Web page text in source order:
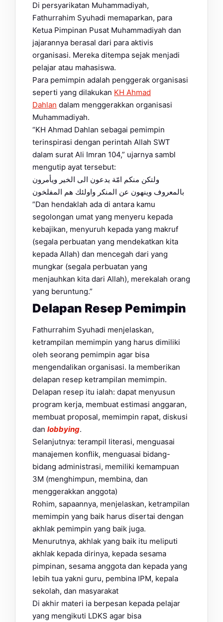
Di persyarikatan Muhammadiyah,
Fathurrahim Syuhadi memaparkan, para
Ketua Pimpinan Pusat Muhammadiyah dan
jajarannya berasal dari para aktivis
organisasi. Mereka ditempa sejak menjadi
pelajar atau mahasiswa.
Para pemimpin adalah penggerak organisasi
seperti yang dilakukan KH Ahmad
Dahlan dalam menggerakkan organisasi
Muhammadiyah.
“KH Ahmad Dahlan sebagai pemimpin
terinspirasi dengan perintah Allah SWT
dalam surat Ali Imran 104,” ujarnya sambl
mengutip ayat tersebut:
ولتكن منكم امّة يدعون الى الخير ويأمرون
بالمعروف وينهون عن المنكر واولئك هم المفلخون
”Dan hendaklah ada di antara kamu
segolongan umat yang menyeru kepada
kebajikan, menyuruh kepada yang makruf
(segala perbuatan yang mendekatkan kita
kepada Allah) dan mencegah dari yang
mungkar (segala perbuatan yang
menjauhkan kita dari Allah), merekalah orang
yang beruntung.”
Delapan Resep Pemimpin
Fathurrahim Syuhadi menjelaskan,
ketrampilan memimpin yang harus dimiliki
oleh seorang pemimpin agar bisa
mengendalikan organisasi. Ia memberikan
delapan resep ketrampilan memimpin.
Delapan resep itu ialah: dapat menyusun
program kerja, membuat estimasi anggaran,
membuat proposal, memimpin rapat, diskusi
dan lobbying.
Selanjutnya: terampil literasi, menguasai
manajemen konflik, menguasai bidang-
bidang administrasi, memiliki kemampuan
3M (menghimpun, membina, dan
menggerakkan anggota)
Rohim, sapaannya, menjelaskan, ketrampilan
memimpin yang baik harus disertai dengan
akhlak pemimpin yang baik juga.
Menurutnya, akhlak yang baik itu meliputi
akhlak kepada dirinya, kepada sesama
pimpinan, sesama anggota dan kepada yang
lebih tua yakni guru, pembina IPM, kepala
sekolah, dan masyarakat
Di akhir materi ia berpesan kepada pelajar
yang mengikuti LDKS agar bisa